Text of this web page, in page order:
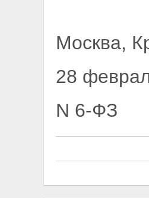
Москва,
28
N 6-ФЗ